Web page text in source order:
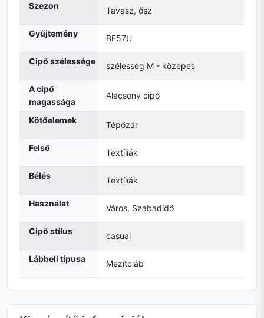
Szezon Tavasz, ősz
Gyűjtemény BF57U
Cipő szélessége szélesség M - közepes
A cipő
magassága
Alacsony cipő
Kötőelemek Tépőzár
Felső Textíliák
Bélés Textíliák
Használat Város, Szabadidő
Cipő stílus casual
Lábbeli típusa Mezítcláb